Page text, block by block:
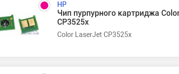
HP
Чип пурпурного картриджа
CP3525x
Color LaserJet CP3525x